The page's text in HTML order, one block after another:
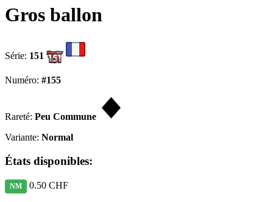
Gros ballon
Série: 151
Numéro: #155
Rareté: Peu Commune
Variante: Normal
États disponibles:
NM 0.50 CHF